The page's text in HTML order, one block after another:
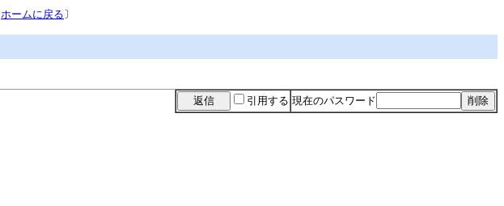
ホームに戻る 〕
引用する 現在のパスワード